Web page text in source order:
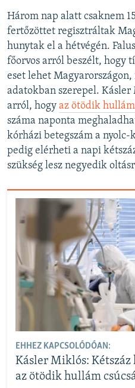
Három nap alatt csaknem
fertőzöttet regisztráltak
hunytak el a hétvégén.
főorvos arról beszélt, hogy
eset lehet
adatokban szerepel.
arról, hogy az ötödik
száma naponta
kórházi betegszám a
pedig elérheti a napi
szükség lesz negyedik
EHHEZ KAPCSOLÓDÓAN:
Kásler Miklós:
az ötödik hullám